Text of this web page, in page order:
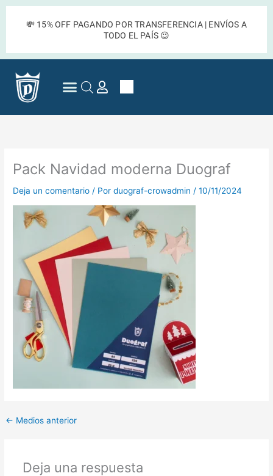
💸 15% OFF PAGANDO POR TRANSFERENCIA | ENVÍOS A
TODO EL PAÍS 😉
Cart
Pack Navidad moderna Duograf
Deja un comentario / Porduograf-crowadmin /10/11/2024
← Medios anterior
Deja una respuesta